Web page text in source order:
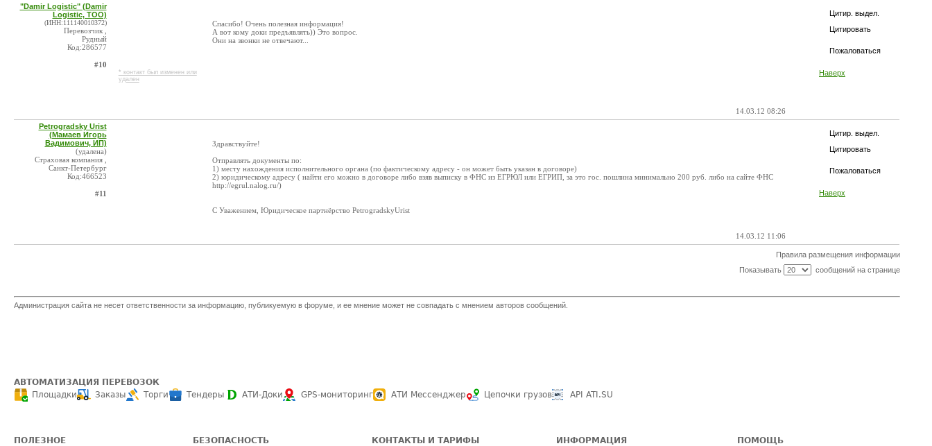
Цитир. выдел.
Цитировать
Пожаловаться
Наверх
"Damir Logistic" (Damir
Logistic, ТОО)
(ИНН:111140010372)
Перевозчик ,
Рудный
Код:286577
#10
* контакт был изменен или
удален
Спасибо! Очень полезная информация!
А вот кому доки предъявлять)) Это вопрос.
Они на звонки не отвечают...
14.03.12 08:26
Цитир. выдел.
Цитировать
Пожаловаться
Наверх
Petrogradsky Urist
(Мамаев Игорь
Вадимович, ИП)
(удалена)
Страховая компания ,
Санкт-Петербург
Код:466523
#11
Здравствуйте!
Отправлять документы по:
1) месту нахождения исполнительного органа (по фактическому адресу - он может быть указан в договоре)
2) юридическому адресу ( найти его можно в договоре либо взяв выписку в ФНС из ЕГРЮЛ или ЕГРИП, за это гос. пошлина минимально 200 руб. либо на сайте ФНС
http://egrul.nalog.ru/)
С Уважением, Юридическое партнёрство PetrogradskyUrist
14.03.12 11:06
Правила размещения информации
Показывать
сообщений на странице
Администрация сайта не несет ответственности за информацию, публикуемую в форуме, и ее мнение может не совпадать с мнением авторов сообщений.
АВТОМАТИЗАЦИЯ ПЕРЕВОЗОК
Площадки
Заказы Торги Тендеры АТИ-Доки GPS-мониторинг АТИ Мессенджер Цепочки грузов API ATI.SU
ПОЛЕЗНОЕ БЕЗОПАСНОСТЬ КОНТАКТЫ И ТАРИФЫ ИНФОРМАЦИЯ ПОМОЩЬ